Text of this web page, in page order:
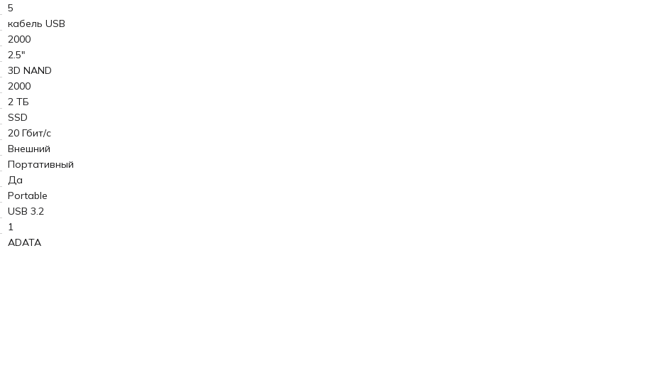
5
кабель USB
2000
2.5"
3D NAND
2000
2 ТБ
SSD
20 Гбит/с
Внешний
Портативный
Да
Portable
USB 3.2
1
ADATA